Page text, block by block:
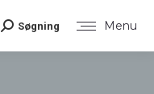
Menu
Search:
Søgning